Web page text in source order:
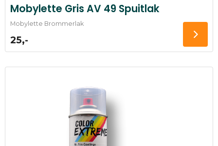
Mobylette Gris AV 49 Spuitlak
Mobylette Brommerlak
25,-